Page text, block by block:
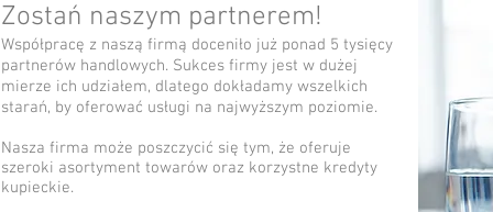
Zostań naszym partnerem!
Współpracę z naszą firmą doceniło już ponad 5 tysięcy
partnerów handlowych. Sukces firmy jest w dużej
mierze ich udziałem, dlatego dokładamy wszelkich
starań, by oferować usługi na najwyższym poziomie.
Nasza firma może poszczycić się tym, że oferuje
szeroki asortyment towarów oraz korzystne kredyty
kupieckie.